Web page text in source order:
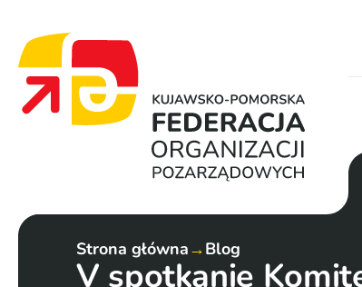
Strona główna→Blog
V spotkanie